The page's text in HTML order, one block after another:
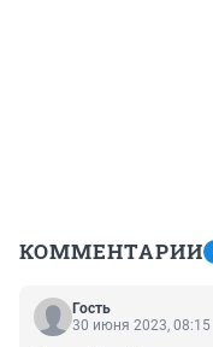
КОММЕНТАРИИ
Гость
30 июня 2023, 08:15